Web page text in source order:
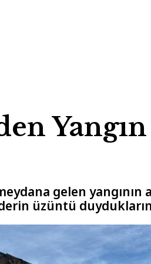
Yangın
gelen yangının
üzüntü